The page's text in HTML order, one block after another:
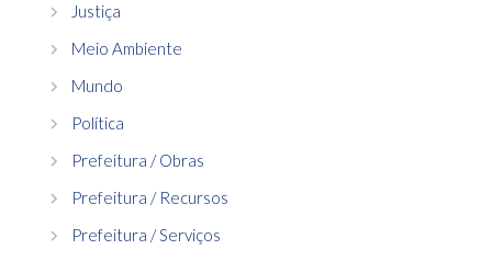
Justiça
Meio Ambiente
Mundo
Política
Prefeitura / Obras
Prefeitura / Recursos
Prefeitura / Serviços